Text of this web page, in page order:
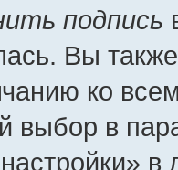
подпись
Вы
ко
выбор в